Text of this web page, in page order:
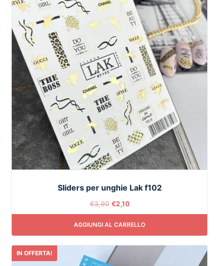
Sliders per unghie Lak f102
€3,90 €2,10
AGGIUNGI AL CARRELLO
IN OFFERTA!